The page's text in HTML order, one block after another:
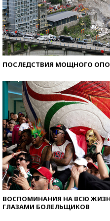
ПОСЛЕДСТВИЯ МОЩНОГО
ВОСПОМИНАНИЯ НА ВСЮ
ГЛАЗАМИ БОЛЕЛЬЩИКОВ